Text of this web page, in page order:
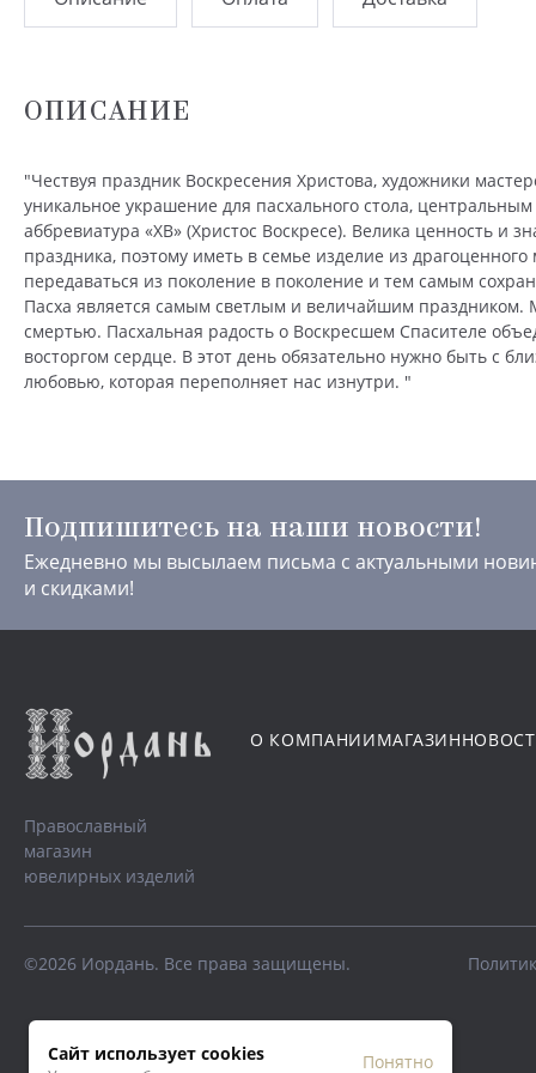
ОПИСАНИЕ
"Чествуя праздник Воскресения Христова, художники
уникальное украшение для пасхального стола,
аббревиатура «ХВ» (Христос Воскресе). Велика ценность и
праздника, поэтому иметь в семье изделие из драгоценного
передаваться из поколение в поколение и тем самым
Пасха является самым светлым и величайшим
смертью. Пасхальная радость о Воскресшем Спасителе
восторгом сердце. В этот день обязательно нужно быть с
любовью, которая переполняет нас изнутри. "
Подпишитесь на наши новости!
Ежедневно мы высылаем письма с актуальными
и скидками!
Православный
магазин
ювелирных изделий
О КОМПАНИИМАГАЗИН
©2026 Иордань. Все права защищены.
Сайт использует cookies Понятно